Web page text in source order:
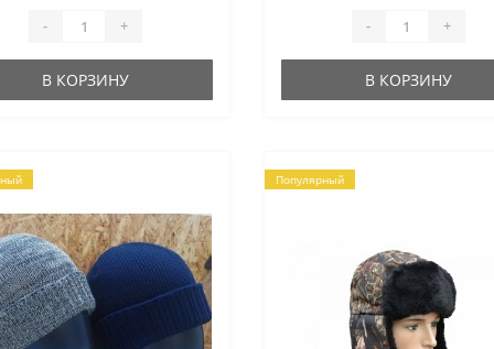
- +
В КОРЗИНУ
- +
В КОРЗИНУ
Популярный